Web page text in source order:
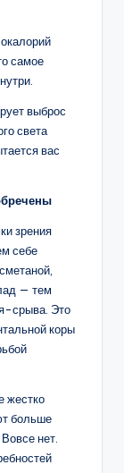
самое
выброс
света
вас
зрения
себе
— тем
срыва. Это
коры
жестко
больше
нет.